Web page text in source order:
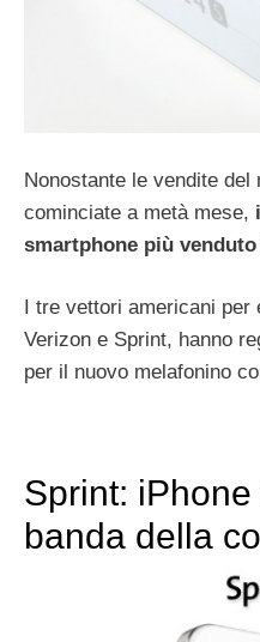
Nonostante le vendite del
cominciate a metà mese,
smartphone più
I tre vettori americani
Verizon e Sprint, hanno
per il nuovo melafonino
Sprint:
banda della